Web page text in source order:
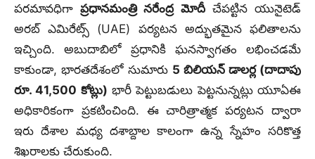
పరమావధిగాప్రధానమంత్రి నరేంద్ర మోదీచేపట్టిన యునైటెడ్
అరబ్ ఎమిరేట్స్ (UAE) పర్యటన అద్భుతమైన ఫలితాలను
ఇచ్చింది. అబుదాబిలో ప్రధానికి ఘనస్వాగతం లభించడమే
కాకుండా, భారతదేశంలో సుమారు 5 బిలియన్ డాలర్ల (దాదాపు
రూ. 41,500 కోట్లు) భారీ పెట్టుబడులు పెట్టనున్నట్లు యూఏఈ
అధికారికంగా ప్రకటించింది. ఈ చారిత్రాత్మక పర్యటన ద్వారా
ఇరు దేశాల మధ్య దశాబ్దాల కాలంగా ఉన్న స్నేహం సరికొత్త
శిఖరాలకు చేరుకుంది.